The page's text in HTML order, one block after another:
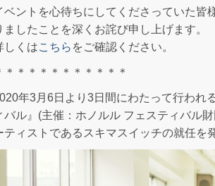
ベントを心待ちにしてくださっていた皆
ましたことを深くお詫び申し上げます。
しくはこちら をご確認ください。
＊＊＊＊＊＊＊＊＊＊＊
年3月6日より3日間にわたって行われ
バル』(主催：ホノルル フェスティバル
ティストであるスキマスイッチの就任を